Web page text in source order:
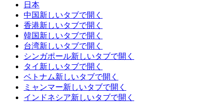
日本
中国新しいタブで開く
香港新しいタブで開く
韓国新しいタブで開く
台湾新しいタブで開く
シンガポール新しいタブで開く
タイ 新しいタブで開く
ベトナム新しいタブで開く
ミャンマー新しいタブで開く
インドネシア新しいタブで開く